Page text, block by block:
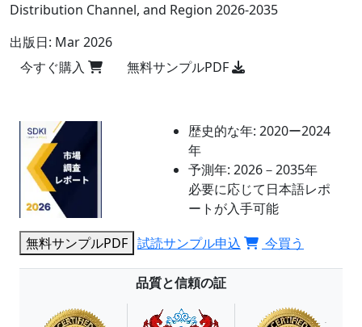
Distribution Channel, and Region 2026-2035
出版日: Mar 2026
今すぐ購入
無料サンプルPDF
歴史的な年: 2020ー2024
年
予測年: 2026－2035年
必要に応じて日本語レポ
ートが入手可能
無料サンプルPDF 試読サンプル申込 今買う
品質と信頼の証